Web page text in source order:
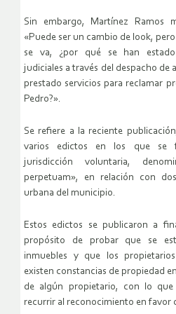
Sin embargo, Martínez Ramos
«Puede ser un cambio de look,
se va, ¿por qué se han estado
judiciales a través del despacho de
prestado servicios para reclamar
Pedro?».
Se refiere a la reciente
varios edictos en los que se
jurisdicción voluntaria,
perpetuam», en relación con
urbana del municipio.
Estos edictos se publicaron a
propósito de probar que se
inmuebles y que los
existen constancias de propiedad
de algún propietario, con lo que
recurrir al reconocimiento en favor